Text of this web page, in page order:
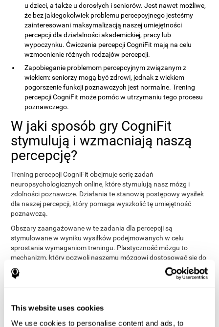
This website uses cookies
We use cookies to personalise content and ads, to
u dzieci, a także u dorosłych i seniorów. Jest nawet możliwe,
że bez jakiegokolwiek problemu percepcyjnego jesteśmy
zainteresowani maksymalizacją naszej umiejętności
percepcji dla działalności akademickiej, pracy lub
wypoczynku. Ćwiczenia percepcji CogniFit mają na celu
wzmocnienie różnych rodzajów percepcji.
Zapobieganie problemom percepcyjnym związanym z
wiekiem: seniorzy mogą być zdrowi, jednak z wiekiem
pogorszenie funkcji poznawczych jest normalne. Trening
percepcji CogniFit może pomóc w utrzymaniu tego procesu
poznawczego.
W jaki sposób gry CogniFit
stymulują i wzmacniają naszą
percepcję?
Trening percepcji CogniFit obejmuje serię zadań
neuropsychologicznych online, które stymulują nasz mózg i
zdolności poznawcze. Działania te stanowią postępowy wysiłek
dla naszej percepcji, który pomaga wyszkolić tę umiejętność
poznawczą.
Obszary zaangażowane w te zadania dla percepcji są
stymulowane w wyniku wysiłków podejmowanych w celu
sprostania wymaganiom treningu. Plastyczność mózgu to
mechanizm, który pozwoli naszemu mózgowi dostosować się do
wymagań treningu percepcji. Ta adaptacja i zmiany w
połączeniach mózgowych pozwolą nam efektywniej i bez
Należy jednak pamiętać, że nie wystarczy grać w jakąkolwiek grę,
aby uzyskać wyniki. Trening percepcji CogniFit ma pewne cechy,